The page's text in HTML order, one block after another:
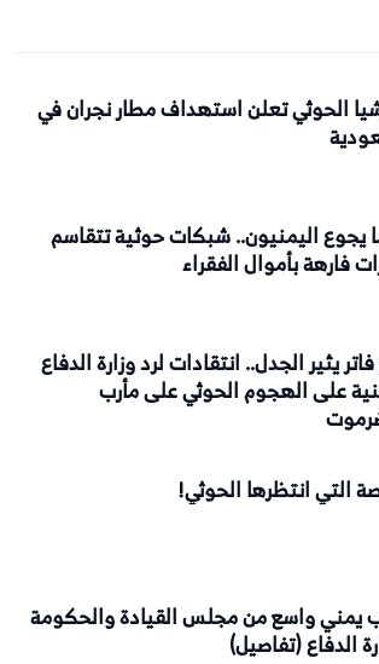
الحوثي تعلن استهداف مطار نجران في
يجوع اليمنيون.. شبكات حوثية تتقاسم
فارهة بأموال الفقراء
يثير الجدل.. انتقادات لرد وزارة الدفاع
على الهجوم الحوثي على مأرب
التي انتظرها الحوثي!
واسع من مجلس القيادة والحكومة
الدفاع (تفاصيل)